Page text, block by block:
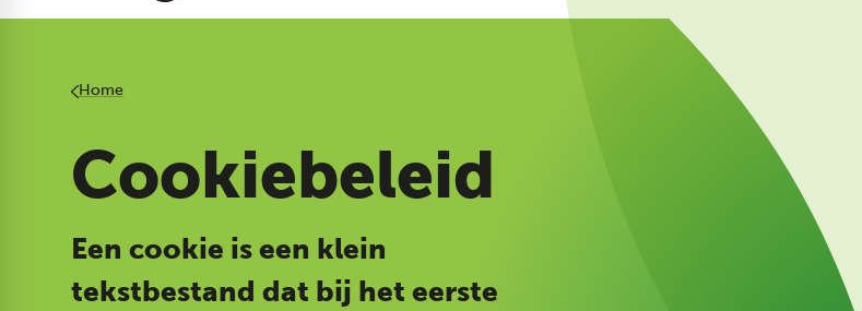
Home
Cookiebeleid
Een cookie is een klein
tekstbestand dat bij het eerste